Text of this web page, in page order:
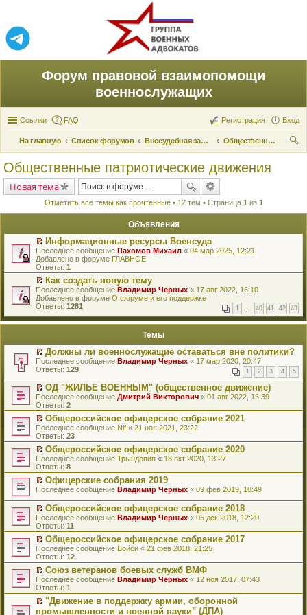
Форум правовой взаимопомощи
военнослужащих
Ссылки FAQ Вход
Регистрация
На главную Список форумов Внесудебная защита прав
Общественные патриотические движения
Общественные патриотические движения
Новая тема
Отметить все темы как прочтённые• 12 тем • Страница 1 из 1
Объявления
П
е
р
е
й
т
и
к
е
о
м
у
н
е
п
р
о
ч
и
т
а
н
н
о
м
у
с
о
б
щ
е
н
и
ю
Информационные ресурсы Военсуда
Последнее сообщение Пахомов Михаил « 04 мар 2025, 12:21
Добавлено в форуме ГЛАВНОЕ
Ответы: 1
П
е
р
й
к
п
е
р
в
о
м
у
н
е
п
р
о
ч
и
т
а
н
н
о
м
у
с
о
о
б
щ
е
н
и
ю
Как создать новую тему
Последнее сообщение Владимир Черных « 17 авг 2022, 16:10
Добавлено в форуме О форуме и его поддержке
Ответы: 1281 1 … 40 41 42 43
Темы
П
е
е
й
т
и
к
п
е
р
в
о
м
у
н
е
п
р
о
ч
и
т
а
н
н
о
м
у
с
Должны ли военнослужащие оставаться вне политики?
Последнее сообщение Владимир Черных « 17 мар 2020, 20:47
Ответы: 129 1 2 3 4 5
П
е
р
е
й
т
и
к
п
е
р
в
о
м
у
н
е
п
р
о
ч
и
а
н
н
о
ОД "ЖИЛЬЕ ВОЕННЫМ" (общественное движение)
Последнее сообщение Дмитрий Викторович « 01 авг 2022, 16:39
Ответы: 2
П
е
р
е
й
т
и
к
п
е
р
в
о
м
у
н
е
п
р
о
ч
и
Общероссийское офицерское собрание 2021
Последнее сообщение Nif « 21 ноя 2021, 23:22
Ответы: 23
П
е
р
е
й
и
п
е
р
в
о
м
у
н
е
п
о
Общероссийское офицерское собрание 2020
Последнее сообщение Трындопип « 18 окт 2020, 13:27
Ответы: 8
П
р
е
й
т
и
п
е
р
в
о
м
н
Офицерские собрания 2019
Последнее сообщение Владимир Черных « 09 фев 2019, 10:49
П
е
р
е
й
т
и
к
п
е
р
Общероссийское офицерское собрание 2018
Последнее сообщение Владимир Черных « 05 дек 2018, 12:20
Ответы: 11
П
е
р
е
й
т
и
п
Общероссийское офицерское собрание 2017
Последнее сообщение Войси « 21 фев 2018, 21:25
Ответы: 12
П
е
р
е
й
Союз ветеранов боевых служб ВМФ
Последнее сообщение Владимир Черных « 12 ноя 2017, 07:43
Ответы: 1
П
"Движение в поддержку армии, оборонной
промышленности и военной науки" (ДПА)